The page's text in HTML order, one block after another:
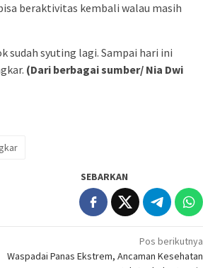
beraktivitas kembali walau masih
sudah syuting lagi. Sampai hari ini
(Dari berbagai sumber/ Nia Dwi
SEBARKAN
Pos berikutnya
Waspadai Panas Ekstrem, Ancaman Kesehatan